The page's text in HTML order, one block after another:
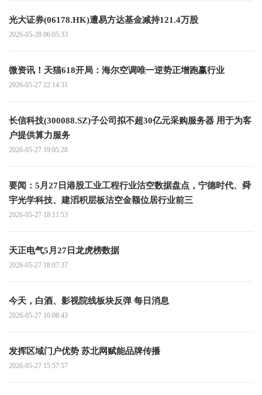
光大证券(06178.HK)遭易方达基金减持121.4万股
2026-05-28 06:05:33
微资讯！天猫618开局：海尔空调唯一逆势正增跑赢行业
2026-05-27 22:14:31
长信科技(300088.SZ)子公司拟不超30亿元采购服务器 用于为客
户提供算力服务
2026-05-27 19:05:28
要闻：5月27日港股工业工程行业沽空数据盘点，宁德时代、舜
宇光学科技、建滔积层板沽空金额位居行业前三
2026-05-27 18:11:53
天正电气5月27日龙虎榜数据
2026-05-27 18:07:37
今天，白酒、影视院线板块反弹 每日消息
2026-05-27 16:08:43
发挥区域门户优势 苏北网赋能品牌传播
2026-05-27 15:57:57